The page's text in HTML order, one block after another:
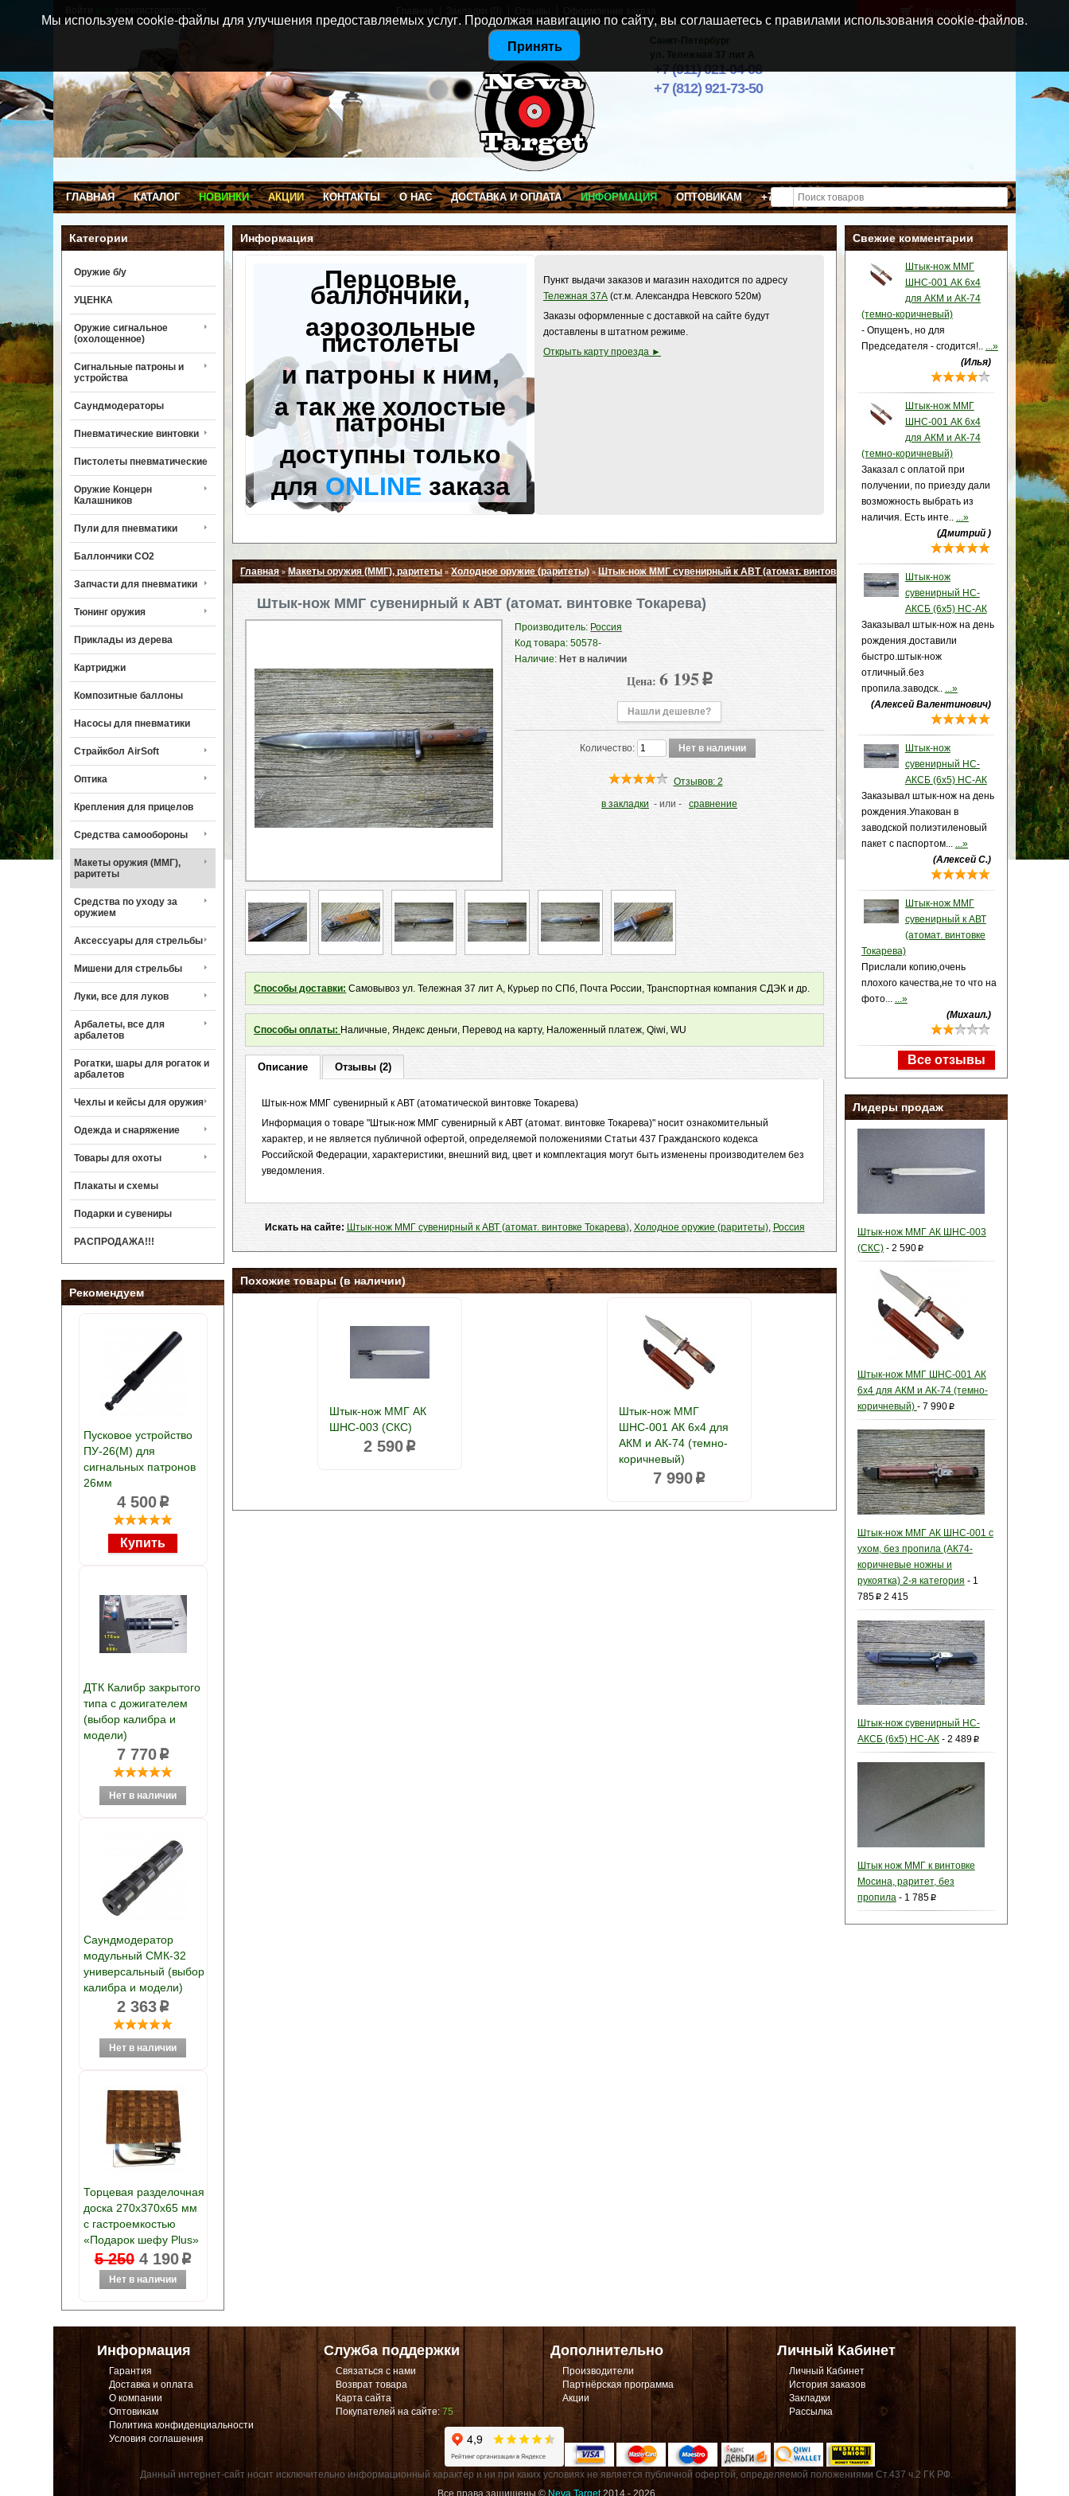
Санкт-Петербург
ул. Тележная 37 лит А
+7 (911) 021-04-08
+7 (812) 921-73-50
Товаров: 0 (0 p )
ГЛАВНАЯ КАТАЛОГ НОВИНКИ АКЦИИ КОНТАКТЫ О НАС ДОСТАВКА И ОПЛАТА ИНФОРМАЦИЯ ОПТОВИКАМ +7 (911) 021-04-08
Категории
Оружие б/у
УЦЕНКА
Оружие сигнальное
(охолощенное)
Сигнальные патроны и
устройства
Саундмодераторы
Пневматические винтовки
Пистолеты пневматические
Оружие Концерн
Калашников
Пули для пневматики
Баллончики CO2
Запчасти для пневматики
Тюнинг оружия
Приклады из дерева
Картриджи
Композитные баллоны
Насосы для пневматики
Страйкбол AirSoft
Оптика
Крепления для прицелов
Средства самообороны
Макеты оружия (ММГ),
раритеты
Средства по уходу за
оружием
Аксессуары для стрельбы
Мишени для стрельбы
Луки, все для луков
Арбалеты, все для
арбалетов
Рогатки, шары для рогаток и
арбалетов
Чехлы и кейсы для оружия
Одежда и снаряжение
Товары для охоты
Плакаты и схемы
Подарки и сувениры
РАСПРОДАЖА!!!
Рекомендуем
Пусковое устройство
ПУ-26(М) для
сигнальных патронов
26мм
4 500p
ДТК Калибр закрытого
типа с дожигателем
(выбор калибра и
модели)
7 770p
Саундмодератор
модульный СМК-32
универсальный (выбор
калибра и модели)
2 363p
Торцевая разделочная
доска 270х370х65 мм
с гастроемкостью
«Подарок шефу Plus»
5 250 4 190p
Свежие комментарии
Штык-нож ММГ
ШНС-001 АК 6x4
для АКМ и АК-74
(темно-коричневый)
- Опущенъ, но для
Председателя - сгодится!.. ...»
(Илья)
Штык-нож ММГ
ШНС-001 АК 6x4
для АКМ и АК-74
(темно-коричневый)
Заказал с оплатой при
получении, по приезду дали
возможность выбрать из
наличия. Есть инте.. ...»
(Дмитрий )
Штык-нож
сувенирный НС-
АКСБ (6х5) НС-АК
Заказывал штык-нож на день
рождения.доставили
быстро.штык-нож
отличный.без
пропила.заводск.. ...»
(Алексей Валентинович)
Штык-нож
сувенирный НС-
АКСБ (6х5) НС-АК
Заказывал штык-нож на день
рождения.Упакован в
заводской полиэтиленовый
пакет с паспортом... ...»
(Алексей С.)
Штык-нож ММГ
сувенирный к АВТ
(атомат. винтовке
Токарева)
Прислали копию,очень
плохого качества,не то что на
фото... ...»
(Михаил.)
Все отзывы
Лидеры продаж
Штык-нож ММГ АК ШНС-003
(СКС)- 2 590p
Штык-нож ММГ ШНС-001 АК
6x4 для АКМ и АК-74 (темно-
коричневый) - 7 990p
Штык-нож ММГ АК ШНС-001 с
ухом, без пропила (АК74-
коричневые ножны и
рукоятка) 2-я категория - 1
785p 2 415
Штык-нож сувенирный НС-
АКСБ (6х5) НС-АК- 2 489p
Штык нож ММГ к винтовке
Мосина, раритет, без
пропила- 1 785p
Информация
Перцовые
баллончики,
аэрозольные
пистолеты
и патроны к ним,
а так же холостые
патроны
доступны только
дляONLINE заказа
Пункт выдачи заказов и магазин находится по адресу
Тележная 37А (ст.м. Александра Невского 520м)
Заказы оформленные с доставкой на сайте будут
доставлены в штатном режиме.
Открыть карту проезда ►
Главная»Макеты оружия (ММГ), раритеты»Холодное оружие (раритеты) »Штык-нож ММГ сувенирный к АВТ (атомат. винтовке Токарева)
Штык-нож ММГ сувенирный к АВТ (атомат. винтовке Токарева)
Производитель: Россия
Код товара: 50578-
Наличие: Нет в наличии
Цена: 6 195 p
Нашли дешевле?
Количество:
Отзывов: 2
в закладки - или - сравнение
Способы доставки: Самовывоз ул. Тележная 37 лит А, Курьер по СПб, Почта России, Транспортная компания СДЭК и др.
Способы оплаты: Наличные, Яндекс деньги, Перевод на карту, Наложенный платеж, Qiwi, WU
Описание Отзывы (2)
Штык-нож ММГ сувенирный к АВТ (атоматической винтовке Токарева)
Информация о товаре "Штык-нож ММГ сувенирный к АВТ (атомат. винтовке Токарева)" носит ознакомительный
характер, и не является публичной офертой, определяемой положениями Статьи 437 Гражданского кодекса
Российской Федерации, характеристики, внешний вид, цвет и комплектация могут быть изменены производителем без
уведомления.
Искать на сайте: Штык-нож ММГ сувенирный к АВТ (атомат. винтовке Токарева), Холодное оружие (раритеты), Россия
Похожие товары (в наличии)
Штык-нож ММГ АК
ШНС-003 (СКС)
2 590 p
Штык-нож ММГ
ШНС-001 АК 6x4 для
АКМ и АК-74 (темно-
коричневый)
7 990p
Информация
Гарантия
Доставка и оплата
О компании
Оптовикам
Политика конфиденциальности
Условия соглашения
Служба поддержки
Связаться с нами
Возврат товара
Карта сайта
Покупателей на сайте: 75
Дополнительно
Производители
Партнёрская программа
Акции
Личный Кабинет
Личный Кабинет
История заказов
Закладки
Рассылка
Данный интернет-сайт носит исключительно информационный характер и ни при каких условиях не является публичной офертой, определяемой положениями Ст.437 ч.2 ГК РФ.
Все права защищены © Neva Target2014 - 2026
Мы используем cookie-файлы для улучшения предоставляемых услуг. Продолжая навигацию по сайту, вы соглашаетесь с правилами использования cookie-файлов.
Принять